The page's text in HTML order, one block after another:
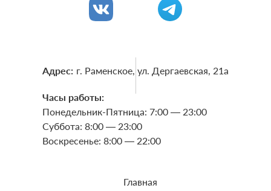
Главная
Адрес: г. Раменское, ул. Дергаевская, 21a
Часы работы:
Понедельник-Пятница: 7:00 — 23:00
Суббота: 8:00 — 23:00
Воскресенье: 8:00 — 22:00